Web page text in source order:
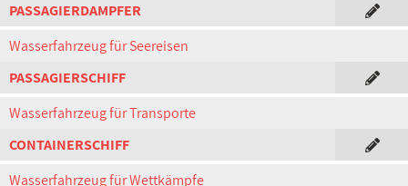
PASSAGIERDAMPFER
Wasserfahrzeug für Seereisen
PASSAGIERSCHIFF
Wasserfahrzeug für Transporte
CONTAINERSCHIFF
Wasserfahrzeug für Wettkämpfe